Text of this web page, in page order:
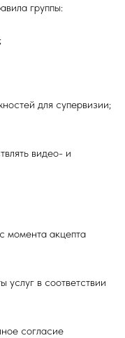
группы:
для супервизии;
видео- и
момента акцепта
услуг в соответствии
согласие